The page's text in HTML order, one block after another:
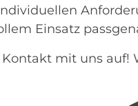
Einsatz
mit uns